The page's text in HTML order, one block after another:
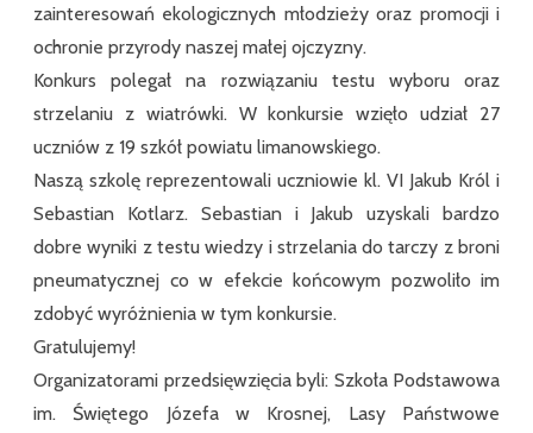
zainteresowań ekologicznych młodzieży oraz promocji i
ochronie przyrody naszej małej ojczyzny.
Konkurs polegał na rozwiązaniu testu wyboru oraz
strzelaniu z wiatrówki. W konkursie wzięło udział 27
uczniów z 19 szkół powiatu limanowskiego.
Naszą szkolę reprezentowali uczniowie kl. VI Jakub Król i
Sebastian Kotlarz. Sebastian i Jakub uzyskali bardzo
dobre wyniki z testu wiedzy i strzelania do tarczy z broni
pneumatycznej co w efekcie końcowym pozwoliło im
zdobyć wyróżnienia w tym konkursie.
Gratulujemy!
Organizatorami przedsięwzięcia byli: Szkoła Podstawowa
im. Świętego Józefa w Krosnej, Lasy Państwowe